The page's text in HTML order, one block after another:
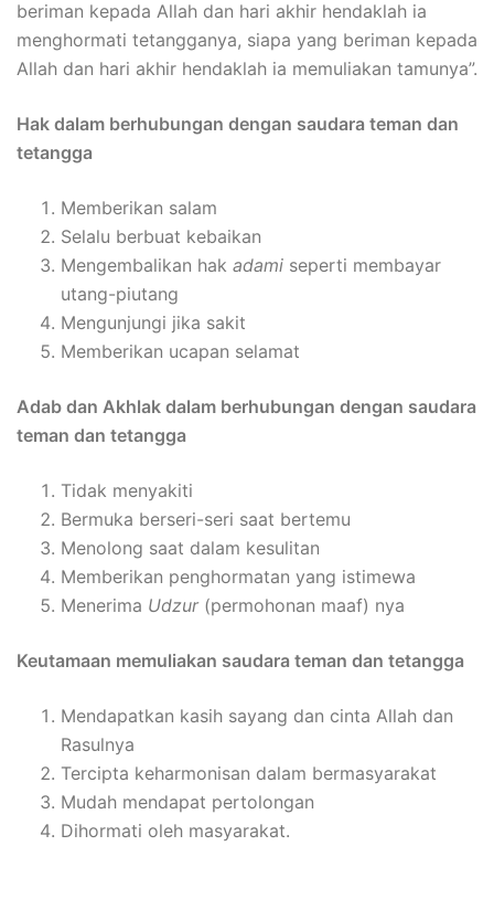
beriman kepada Allah dan hari akhir hendaklah ia
menghormati tetangganya, siapa yang beriman kepada
Allah dan hari akhir hendaklah ia memuliakan tamunya”.
Hak dalam berhubungan dengan saudara teman dan
tetangga
Memberikan salam
Selalu berbuat kebaikan
Mengembalikan hak adami seperti membayar
utang-piutang
Mengunjungi jika sakit
Memberikan ucapan selamat
Adab dan Akhlak dalam berhubungan dengan saudara
teman dan tetangga
Tidak menyakiti
Bermuka berseri-seri saat bertemu
Menolong saat dalam kesulitan
Memberikan penghormatan yang istimewa
Menerima Udzur (permohonan maaf) nya
Keutamaan memuliakan saudara teman dan tetangga
Mendapatkan kasih sayang dan cinta Allah dan
Rasulnya
Tercipta keharmonisan dalam bermasyarakat
Mudah mendapat pertolongan
Dihormati oleh masyarakat.